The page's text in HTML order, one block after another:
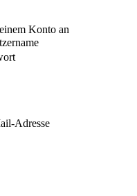
Konto an
Adresse